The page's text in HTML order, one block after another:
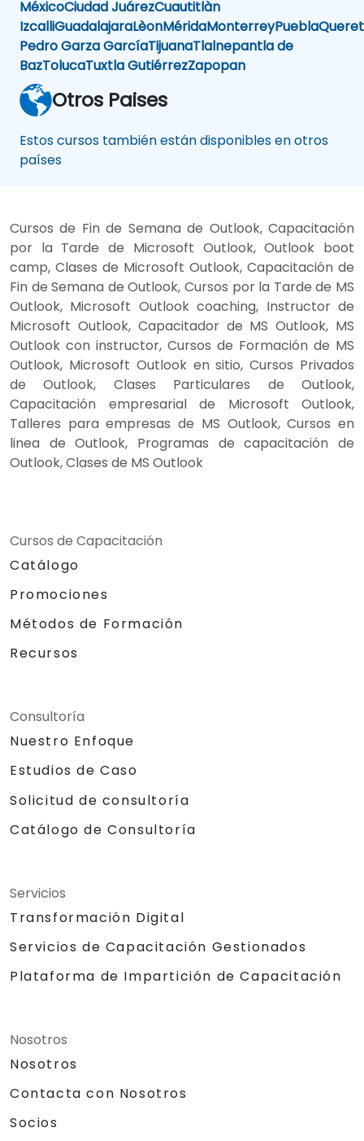
MéxicoCiudad JuárezCuautitlàn
IzcalliGuadalajaraLèonMéridaMonterreyPuebla
Pedro Garza GarcíaTijuanaTlalnepantla de
BazTolucaTuxtla GutiérrezZapopan
Otros Paises
Estos cursos también están disponibles en otros
países
Cursos de Fin de Semana de Outlook, Capacitación
por la Tarde de Microsoft Outlook, Outlook boot
camp, Clases de Microsoft Outlook, Capacitación de
Fin de Semana de Outlook, Cursos por la Tarde de MS
Outlook, Microsoft Outlook coaching, Instructor de
Microsoft Outlook, Capacitador de MS Outlook, MS
Outlook con instructor, Cursos de Formación de MS
Outlook, Microsoft Outlook en sitio, Cursos Privados
de Outlook, Clases Particulares de Outlook,
Capacitación empresarial de Microsoft Outlook,
Talleres para empresas de MS Outlook, Cursos en
linea de Outlook, Programas de capacitación de
Outlook, Clases de MS Outlook
Cursos de Capacitación
Catálogo
Promociones
Métodos de Formación
Recursos
Consultoría
Nuestro Enfoque
Estudios de Caso
Solicitud de consultoría
Catálogo de Consultoría
Servicios
Transformación Digital
Servicios de Capacitación Gestionados
Plataforma de Impartición de Capacitación
Nosotros
Nosotros
Contacta con Nosotros
Socios